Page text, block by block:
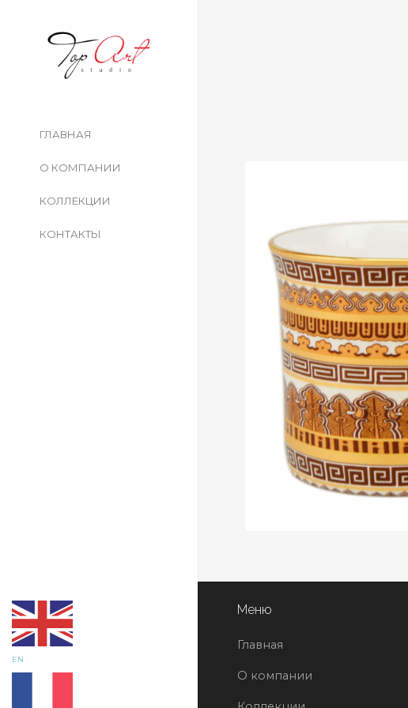
ГЛАВНАЯ
О КОМПАНИИ
КОЛЛЕКЦИИ
КОНТАКТЫ
Меню
Главная
О компании
EN